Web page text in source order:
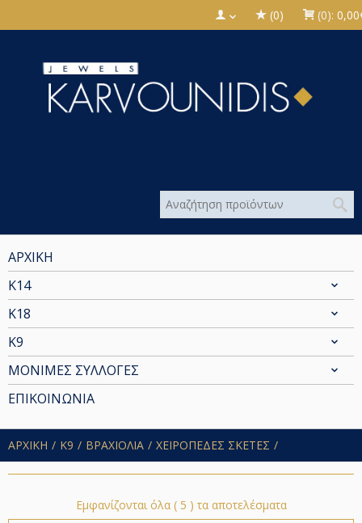
(0) (0): 0,00
ΑΡΧΙΚΗ
Κ14
Κ18
Κ9
ΜΟΝΙΜΕΣ ΣΥΛΛΟΓΕΣ
ΕΠΙΚΟΙΝΩΝΙΑ
ΑΡΧΙΚΗ Κ9 ΒΡΑΧΙΟΛΙΑ ΧΕΙΡΟΠΕΔΕΣ ΣΚΕΤΕΣ
Εμφανίζονται όλα ( 5 ) τα αποτελέσματα